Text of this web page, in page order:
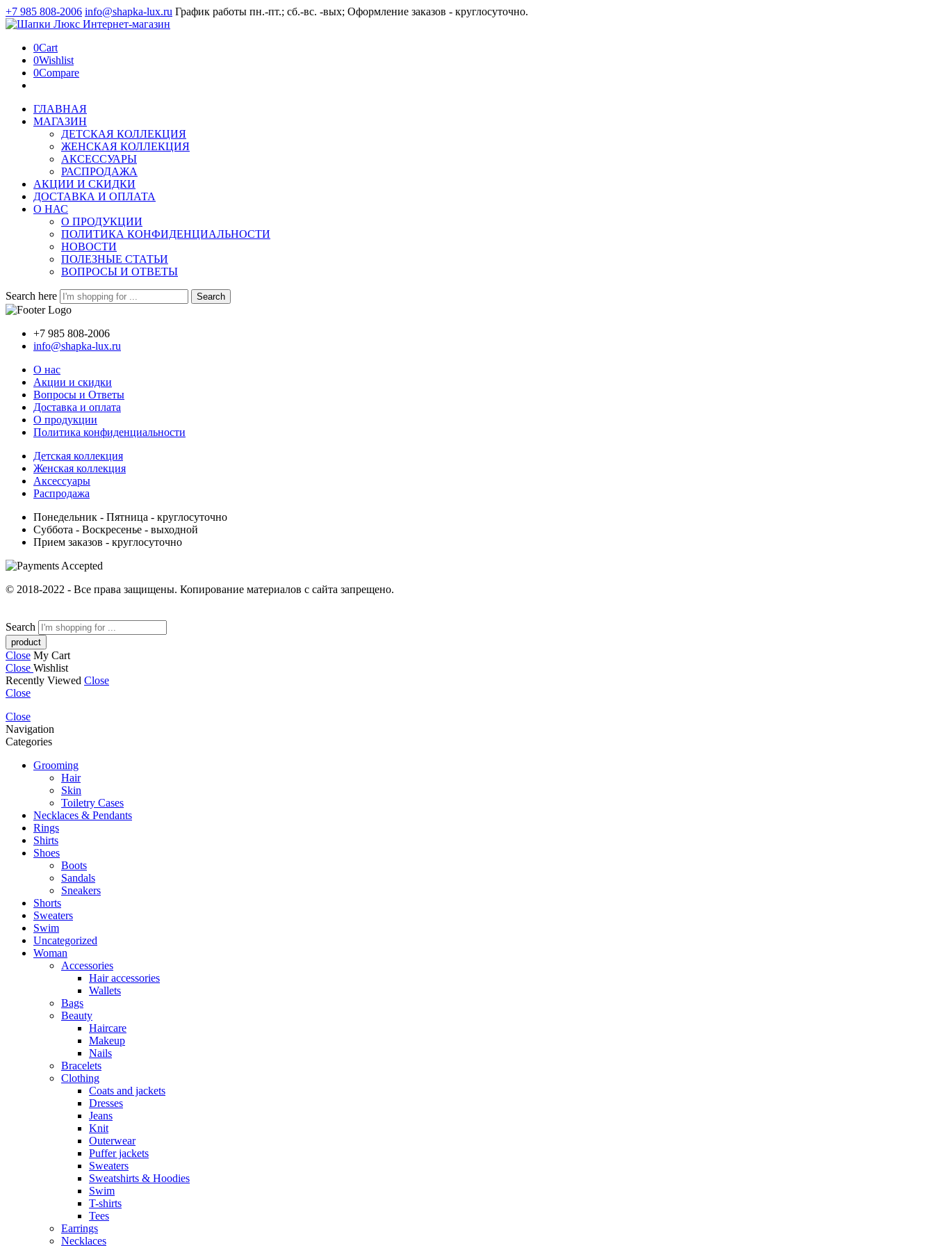
+7 985 808-2006 info@shapka-lux.ru График работы пн.-пт.; сб.-вс. -вых; Оформление заказов - круглосуточно.
0Cart
0Wishlist
0Compare
ГЛАВНАЯ
МАГАЗИН
ДЕТСКАЯ КОЛЛЕКЦИЯ
ЖЕНСКАЯ КОЛЛЕКЦИЯ
АКСЕССУАРЫ
РАСПРОДАЖА
АКЦИИ И СКИДКИ
ДОСТАВКА И ОПЛАТА
О НАС
О ПРОДУКЦИИ
ПОЛИТИКА КОНФИДЕНЦИАЛЬНОСТИ
НОВОСТИ
ПОЛЕЗНЫЕ СТАТЬИ
ВОПРОСЫ И ОТВЕТЫ
Search here Search
+7 985 808-2006
info@shapka-lux.ru
О нас
Акции и скидки
Вопросы и Ответы
Доставка и оплата
О продукции
Политика конфиденциальности
Детская коллекция
Женская коллекция
Аксессуары
Распродажа
Понедельник - Пятница - круглосуточно
Суббота - Воскресенье - выходной
Прием заказов - круглосуточно
© 2018-2022 - Все права защищены. Копирование материалов с сайта запрещено.
Search
Close My Cart
Close Wishlist
Recently Viewed Close
Close
Close
Navigation
Categories
Grooming
Hair
Skin
Toiletry Cases
Necklaces & Pendants
Rings
Shirts
Shoes
Boots
Sandals
Sneakers
Shorts
Sweaters
Swim
Uncategorized
Woman
Accessories
Hair accessories
Wallets
Bags
Beauty
Haircare
Makeup
Nails
Bracelets
Clothing
Coats and jackets
Dresses
Jeans
Knit
Outerwear
Puffer jackets
Sweaters
Sweatshirts & Hoodies
Swim
T-shirts
Tees
Earrings
Necklaces